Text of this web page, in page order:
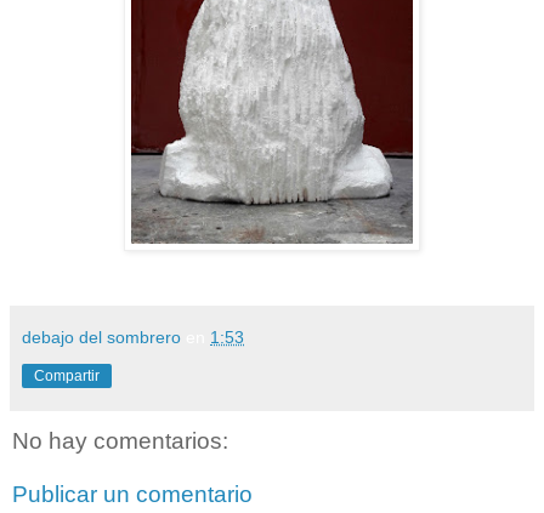
debajo del sombrero 1:53
Compartir
No hay comentarios:
Publicar un comentario